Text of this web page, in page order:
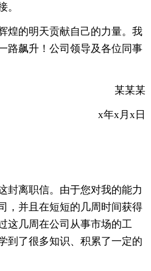
。
煌的明天贡献自己的力量。我
路飙升！公司领导及各位同事
某某某
x年x月x日
封离职信。由于您对我的能力
，并且在短短的几周时间获得
这几周在公司从事市场的工
到了很多知识、积累了一定的